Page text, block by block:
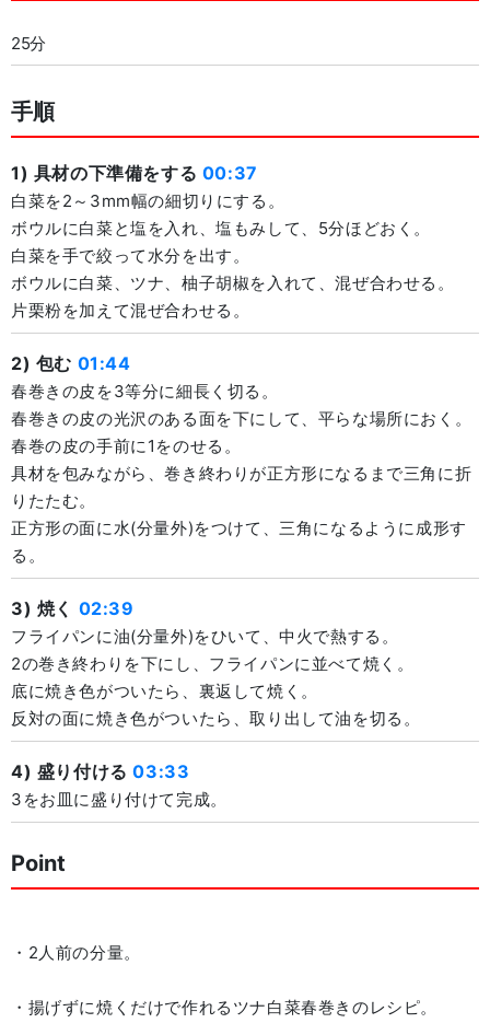
25分
手順
1) 具材の下準備をする 00:37
白菜を2～3mm幅の細切りにする。
ボウルに白菜と塩を入れ、塩もみして、5分ほどおく。
白菜を手で絞って水分を出す。
ボウルに白菜、ツナ、柚子胡椒を入れて、混ぜ合わせる。
片栗粉を加えて混ぜ合わせる。
2) 包む 01:44
春巻きの皮を3等分に細長く切る。
春巻きの皮の光沢のある面を下にして、平らな場所におく。
春巻の皮の手前に1をのせる。
具材を包みながら、巻き終わりが正方形になるまで三角に折
りたたむ。
正方形の面に水(分量外)をつけて、三角になるように成形す
る。
3) 焼く 02:39
フライパンに油(分量外)をひいて、中火で熱する。
2の巻き終わりを下にし、フライパンに並べて焼く。
底に焼き色がついたら、裏返して焼く。
反対の面に焼き色がついたら、取り出して油を切る。
4) 盛り付ける03:33
3をお皿に盛り付けて完成。
Point
・2人前の分量。
・揚げずに焼くだけで作れるツナ白菜春巻きのレシピ。